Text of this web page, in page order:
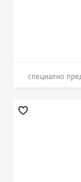
специално